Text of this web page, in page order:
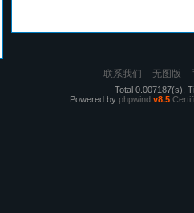
联系我们 无图版
Total 0.007187(s),
Powered by phpwind v8.5